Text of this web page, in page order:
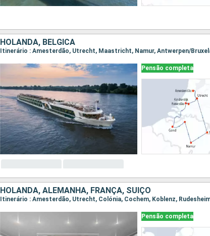
HOLANDA, BÉLGICA
Pensão completa
HOLANDA, ALEMANHA, FRANÇA, SUÍÇO
Pensão completa